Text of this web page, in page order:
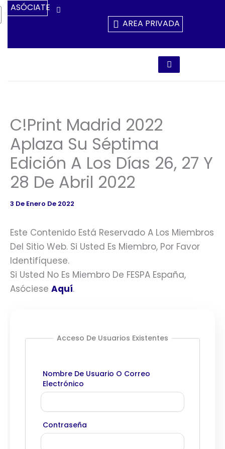
Ir
Al
ASÓCIATE
AREA PRIVADA
C!Print Madrid 2022
Aplaza Su Séptima
Edición A Los Días 26, 27 Y
28 De Abril 2022
3 De Enero De 2022
Este Contenido Está Reservado A Los Miembros
Del Sitio Web. Si Usted Es Miembro, Por Favor
Identifíquese.
Si Usted No Es Miembro De FESPA España,
Asóciese Aquí.
Acceso De Usuarios Existentes
Nombre De Usuario O Correo
Electrónico
Contraseña